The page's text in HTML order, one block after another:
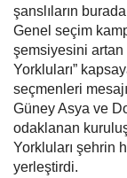
şanslıların
Genel seçim
şemsiyesini
Yorkluları”
seçmenleri
Güney Asya ve
odaklanan
Yorkluları şehrin
yerleştirdi.